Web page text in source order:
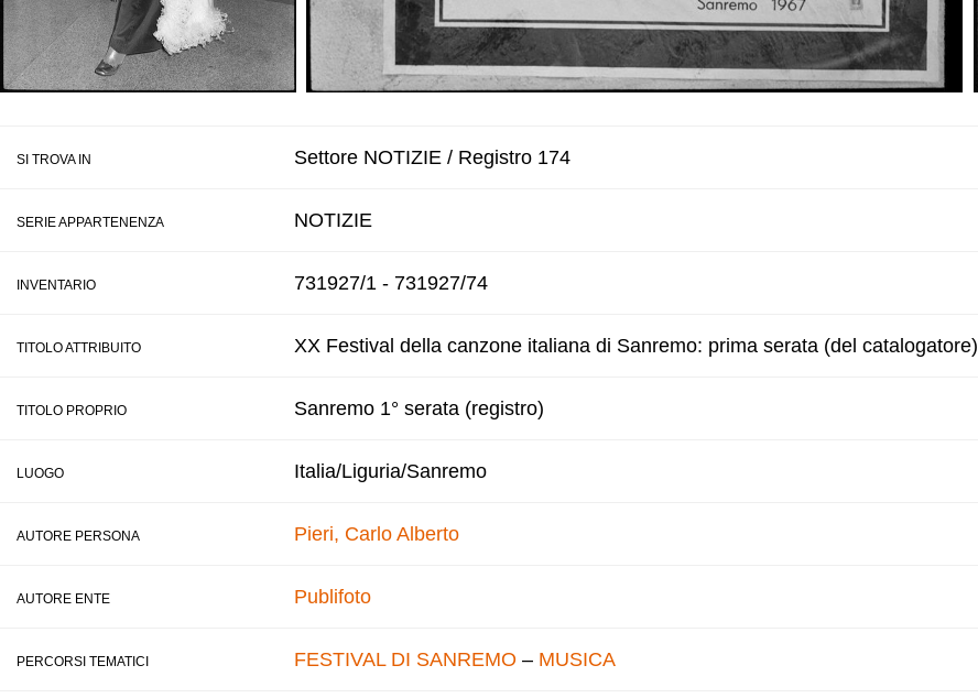
SI TROVA IN Settore NOTIZIE / Registro 174
SERIE APPARTENENZA NOTIZIE
INVENTARIO 731927/1 - 731927/74
TITOLO ATTRIBUITO XX Festival della canzone italiana di Sanremo: prima serata (del catalogatore)
TITOLO PROPRIO Sanremo 1° serata (registro)
LUOGO Italia/Liguria/Sanremo
AUTORE PERSONA Pieri, Carlo Alberto
AUTORE ENTE Publifoto
PERCORSI TEMATICI FESTIVAL DI SANREMO – MUSICA